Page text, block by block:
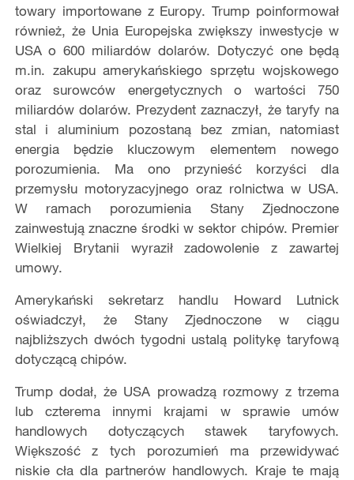
towary importowane z Europy. Trump poinformował
również, że Unia Europejska zwiększy inwestycje w
USA o 600 miliardów dolarów. Dotyczyć one będą
m.in. zakupu amerykańskiego sprzętu wojskowego
oraz surowców energetycznych o wartości 750
miliardów dolarów. Prezydent zaznaczył, że taryfy na
stal i aluminium pozostaną bez zmian, natomiast
energia będzie kluczowym elementem nowego
porozumienia. Ma ono przynieść korzyści dla
przemysłu motoryzacyjnego oraz rolnictwa w USA.
W ramach porozumienia Stany Zjednoczone
zainwestują znaczne środki w sektor chipów. Premier
Wielkiej Brytanii wyraził zadowolenie z zawartej
umowy.
Amerykański sekretarz handlu Howard Lutnick
oświadczył, że Stany Zjednoczone w ciągu
najbliższych dwóch tygodni ustalą politykę taryfową
dotyczącą chipów.
Trump dodał, że USA prowadzą rozmowy z trzema
lub czterema innymi krajami w sprawie umów
handlowych dotyczących stawek taryfowych.
Większość z tych porozumień ma przewidywać
niskie cła dla partnerów handlowych. Kraje te mają